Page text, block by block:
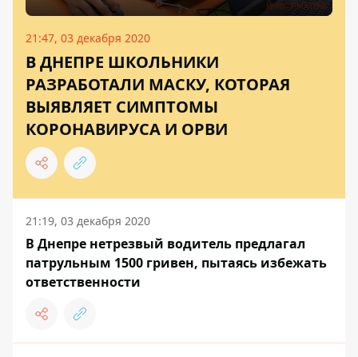
21:47, 03 декабря 2020
В ДНЕПРЕ ШКОЛЬНИКИ
РАЗРАБОТАЛИ МАСКУ, КОТОРАЯ
ВЫЯВЛЯЕТ СИМПТОМЫ
КОРОНАВИРУСА И ОРВИ
21:19, 03 декабря 2020
В Днепре нетрезвый водитель предлагал
патрульным 1500 гривен, пытаясь избежать
ответственности